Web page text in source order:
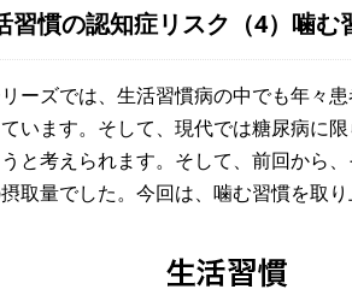
習慣の認知症リスク（4）噛む
ーズでは、生活習慣病の中でも年々
います。そして、現代では糖尿病に
と考えられます。そして、前回から
取量でした。今回は、噛む習慣を取り